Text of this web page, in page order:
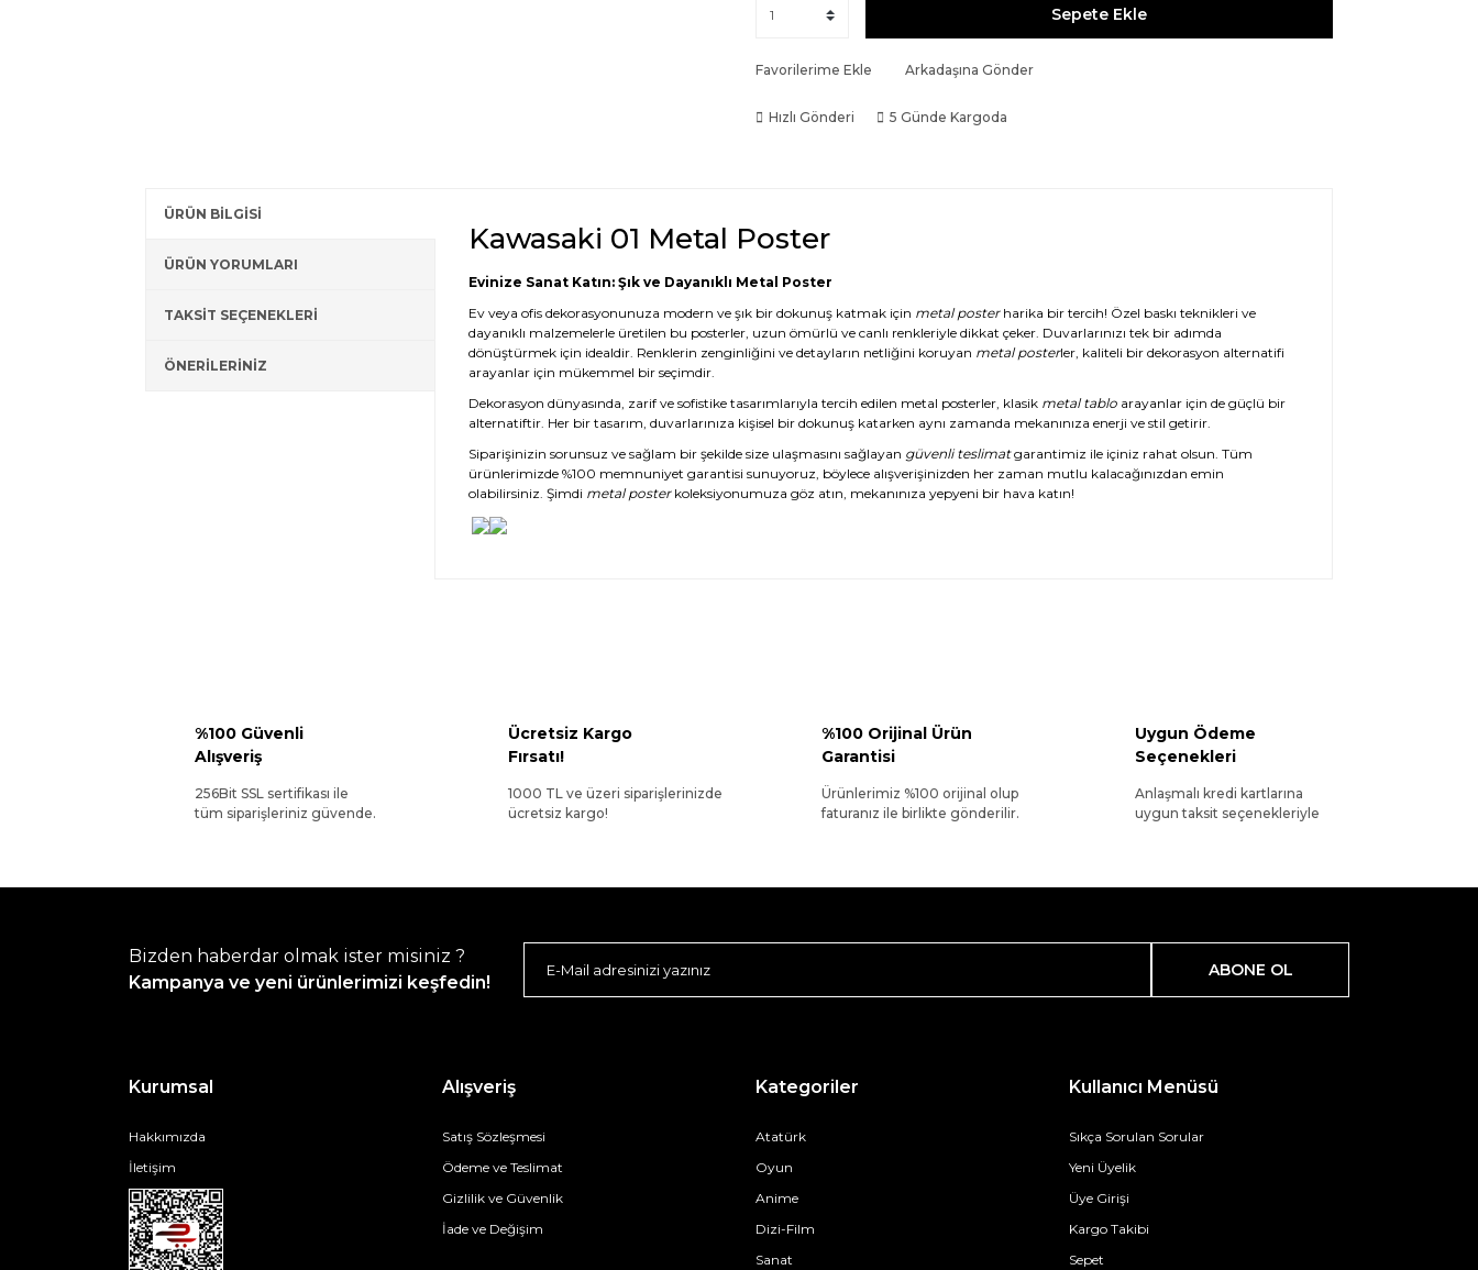
Sepete Ekle
Favorilerime Ekle Arkadaşına Gönder
Hızlı Gönderi 5 Günde Kargoda
ÜRÜN BİLGİSİ
ÜRÜN YORUMLARI
TAKSİT SEÇENEKLERİ
ÖNERİLERİNİZ
Kawasaki 01 Metal Poster
Evinize Sanat Katın: Şık ve Dayanıklı Metal Poster
Ev veya ofis dekorasyonunuza modern ve şık bir dokunuş katmak için metal posterharika bir tercih! Özel baskı teknikleri ve
dayanıklı malzemelerle üretilen bu posterler, uzun ömürlü ve canlı renkleriyle dikkat çeker. Duvarlarınızı tek bir adımda
dönüştürmek için idealdir. Renklerin zenginliğini ve detayların netliğini koruyan metal posterler, kaliteli bir dekorasyon alternatifi
arayanlar için mükemmel bir seçimdir.
Dekorasyon dünyasında, zarif ve sofistike tasarımlarıyla tercih edilen metal posterler, klasik metal tabloarayanlar için de güçlü bir
alternatiftir. Her bir tasarım, duvarlarınıza kişisel bir dokunuş katarken aynı zamanda mekanınıza enerji ve stil getirir.
Siparişinizin sorunsuz ve sağlam bir şekilde size ulaşmasını sağlayan güvenli teslimatgarantimiz ile içiniz rahat olsun. Tüm
ürünlerimizde %100 memnuniyet garantisi sunuyoruz, böylece alışverişinizden her zaman mutlu kalacağınızdan emin
olabilirsiniz. Şimdi metal posterkoleksiyonumuza göz atın, mekanınıza yepyeni bir hava katın!
%100 Güvenli
Alışveriş
256Bit SSL sertifikası ile
tüm siparişleriniz güvende.
Ücretsiz Kargo
Fırsatı!
1000 TL ve üzeri siparişlerinizde
ücretsiz kargo!
%100 Orijinal Ürün
Garantisi
Ürünlerimiz %100 orijinal olup
faturanız ile birlikte gönderilir.
Uygun Ödeme
Seçenekleri
Anlaşmalı kredi kartlarına
uygun taksit seçenekleriyle
Bizden haberdar olmak ister misiniz ?
Kampanya ve yeni ürünlerimizi keşfedin!
ABONE OL
Kurumsal
Hakkımızda
İletişim
Alışveriş
Satış Sözleşmesi
Ödeme ve Teslimat
Gizlilik ve Güvenlik
İade ve Değişim
Kategoriler
Atatürk
Oyun
Anime
Dizi-Film
Sanat
Kullanıcı Menüsü
Sıkça Sorulan Sorular
Yeni Üyelik
Üye Girişi
Kargo Takibi
Sepet